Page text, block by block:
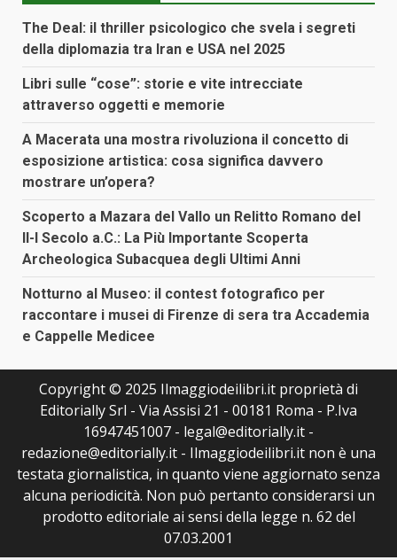
The Deal: il thriller psicologico che svela i segreti
della diplomazia tra Iran e USA nel 2025
Libri sulle “cose”: storie e vite intrecciate
attraverso oggetti e memorie
A Macerata una mostra rivoluziona il concetto di
esposizione artistica: cosa significa davvero
mostrare un’opera?
Scoperto a Mazara del Vallo un Relitto Romano del
II-I Secolo a.C.: La Più Importante Scoperta
Archeologica Subacquea degli Ultimi Anni
Notturno al Museo: il contest fotografico per
raccontare i musei di Firenze di sera tra Accademia
e Cappelle Medicee
Copyright © 2025 Ilmaggiodeilibri.it proprietà di
Editorially Srl - Via Assisi 21 - 00181 Roma - P.Iva
16947451007 - legal@editorially.it -
redazione@editorially.it - Ilmaggiodeilibri.it non è una
testata giornalistica, in quanto viene aggiornato senza
alcuna periodicità. Non può pertanto considerarsi un
prodotto editoriale ai sensi della legge n. 62 del
07.03.2001